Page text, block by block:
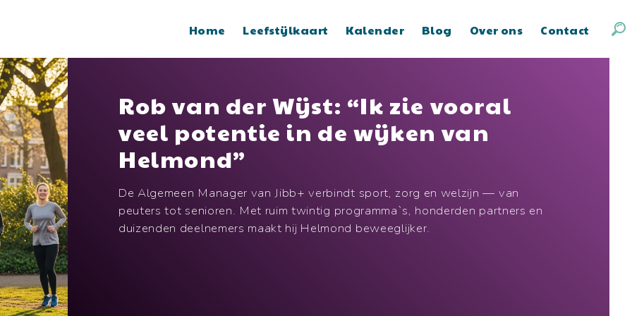
Home Leefstijlkaart Kalender Blog Over ons Contact
Rob van der Wijst: “Ik zie vooral
veel potentie in de wijken van
Helmond”
De Algemeen Manager van Jibb+ verbindt sport, zorg en welzijn — van
peuters tot senioren. Met ruim twintig programma`s, honderden partners en
duizenden deelnemers maakt hij Helmond beweeglijker.